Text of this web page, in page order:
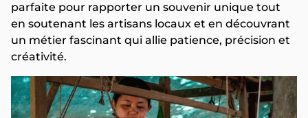
parfaite pour rapporter un souvenir unique tout
en soutenant les artisans locaux et en découvrant
un métier fascinant qui allie patience, précision et
créativité.